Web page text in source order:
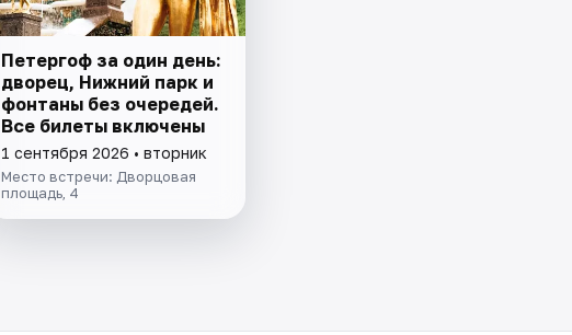
Петергоф за один день:
дворец, Нижний парк и
фонтаны без очередей.
Все билеты включены
1 сентября 2026 • вторник
Место встречи: Дворцовая
площадь, 4